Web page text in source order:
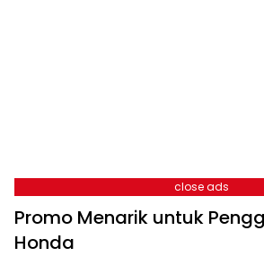
close ads
Promo Menarik untuk
Honda